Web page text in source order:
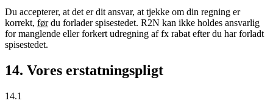
Du accepterer, at det er dit ansvar, at tjekke om din regning er
korrekt, førdu forlader spisestedet. R2N kan ikke holdes ansvarlig
for manglende eller forkert udregning af fx rabat efter du har forladt
spisestedet.
14. Vores erstatningspligt
14.1